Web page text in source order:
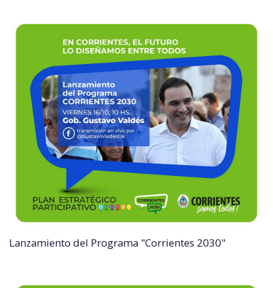
Lanzamiento del Programa "Corrientes 2030"